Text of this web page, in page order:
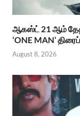
ஆகஸ்ட் 21 ஆம்
‘ONE MAN’
August 8, 2026